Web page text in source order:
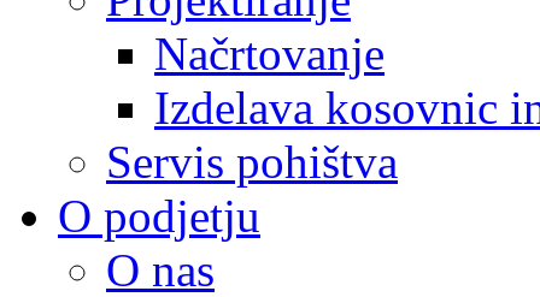
Načrtovanje
Izdelava kosovnic
Servis pohištva
O podjetju
O nas